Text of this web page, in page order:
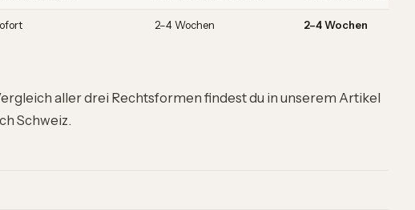
2–4 Wochen 2–4 Wochen
aller drei Rechtsformen findest du in unserem Artikel
Schweiz.